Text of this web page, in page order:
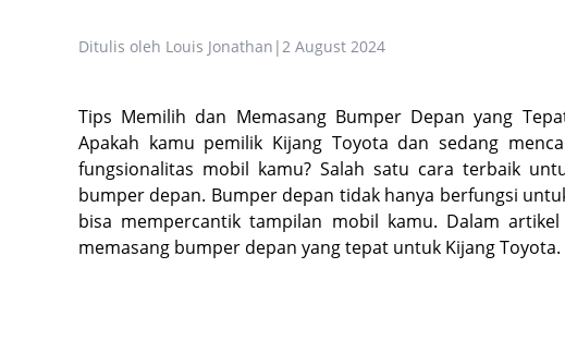
Ditulis oleh Louis Jonathan |2 August 2024
Tips Memilih dan Memasang Bumper Depan yang
Apakah kamu pemilik Kijang Toyota dan sedang
fungsionalitas mobil kamu? Salah satu cara terbaik
bumper depan. Bumper depan tidak hanya berfungsi
bisa mempercantik tampilan mobil kamu. Dalam
memasang bumper depan yang tepat untuk Kijang